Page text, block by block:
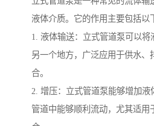
液体介质。它的作用主要包括以
1. 液体输送：立式管道泵可以将
另一个地方，广泛应用于供水、
合。
2. 增压：立式管道泵能够增加液
管道中能够顺利流动，尤其适用